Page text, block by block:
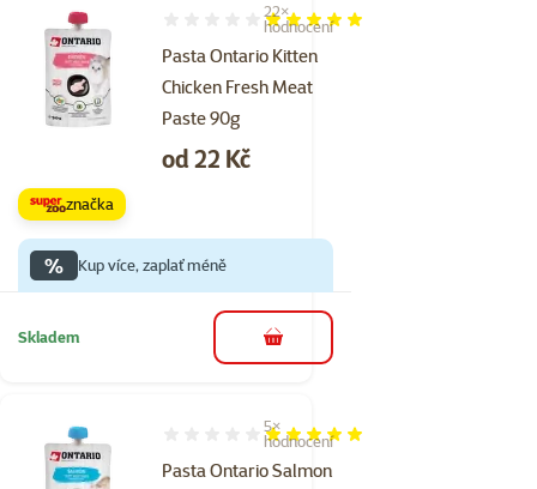
Pasta Ontario Kitten
Chicken Fresh Meat
Paste 90g
Hodnocení 100%, počet hodnocení: 22
22×
hodnocení
Cena
od 22 Kč
značka
% Kup více, zaplať méně
Skladem do košíku
Pasta Ontario Salmon
Hodnocení 100%, počet hodnocení: 5
5×
hodnocení